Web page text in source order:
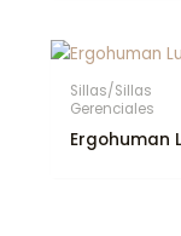
Sillas/Sillas
Gerenciales
Ergohuman